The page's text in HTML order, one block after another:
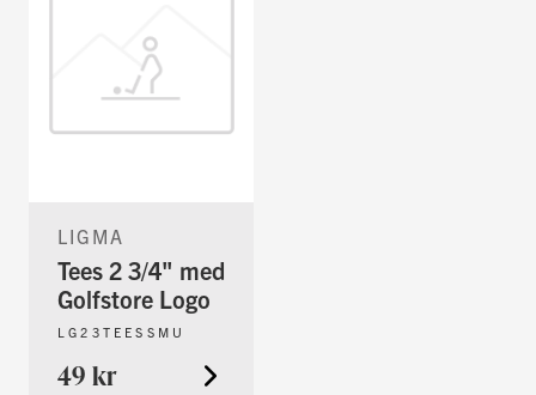
LIGMA
Tees 2 3/4" med
Golfstore Logo
LG23TEESSMU
49 kr